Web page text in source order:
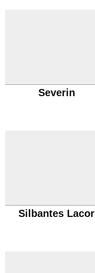
Severin
Silbantes Lacor